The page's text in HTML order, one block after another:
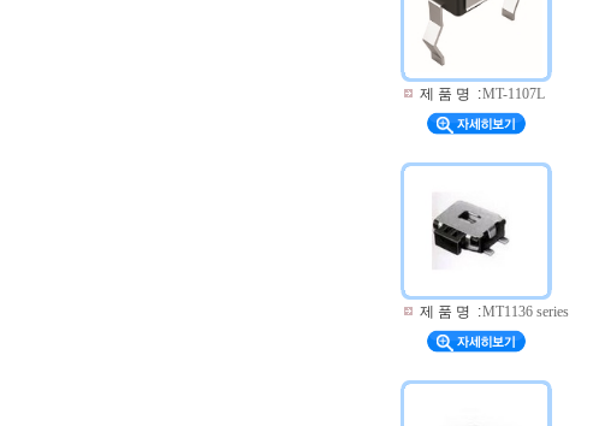
제 품 명 :MT-1107L
제 품 명 :MT1136 series